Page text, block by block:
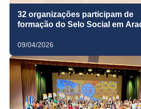
32 organizações participam de
formação do Selo Social em
09/04/2026